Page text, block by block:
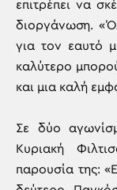
επιτρέπει να
διοργάνωση.
για τον εαυτό
καλύτερο
και μια καλή
Σε δύο
Κυριακή
παρουσία της: